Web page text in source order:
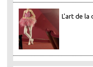
L'art de la